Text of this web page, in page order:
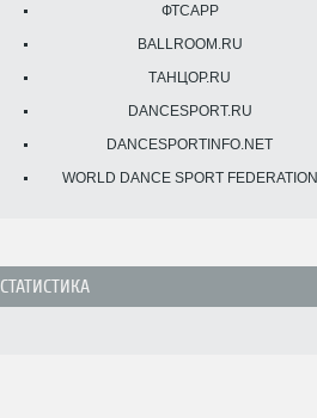
ФТСАРР
BALLROOM.RU
ТАНЦОР.RU
DANCESPORT.RU
DANCESPORTINFO.NET
WORLD DANCE SPORT FEDERATION
СТАТИСТИКА